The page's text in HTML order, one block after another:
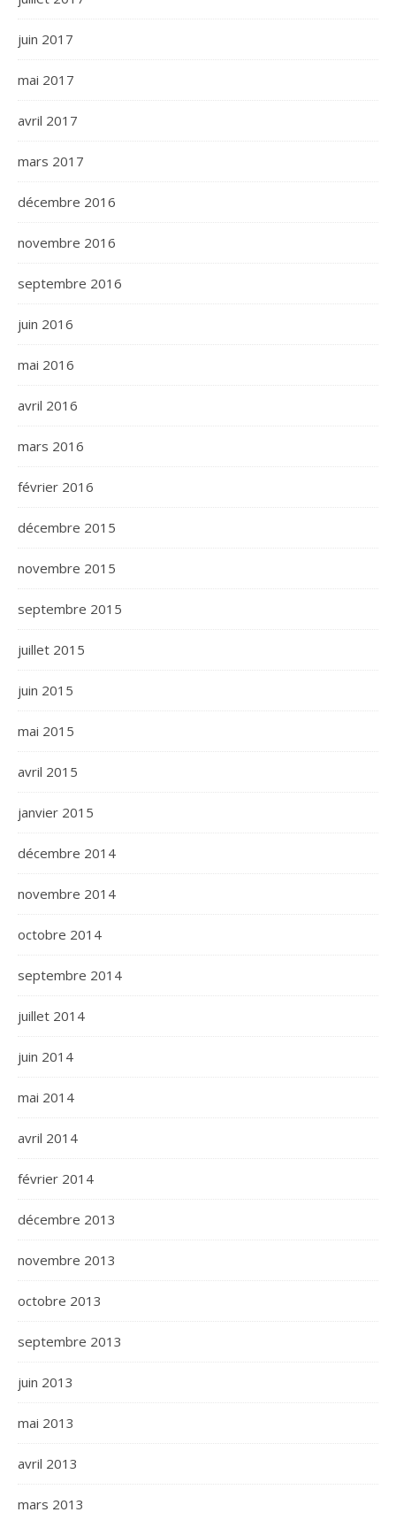
juin 2017
mai 2017
avril 2017
mars 2017
décembre 2016
novembre 2016
septembre 2016
juin 2016
mai 2016
avril 2016
mars 2016
février 2016
décembre 2015
novembre 2015
septembre 2015
juillet 2015
juin 2015
mai 2015
avril 2015
janvier 2015
décembre 2014
novembre 2014
octobre 2014
septembre 2014
juillet 2014
juin 2014
mai 2014
avril 2014
février 2014
décembre 2013
novembre 2013
octobre 2013
septembre 2013
juin 2013
mai 2013
avril 2013
mars 2013